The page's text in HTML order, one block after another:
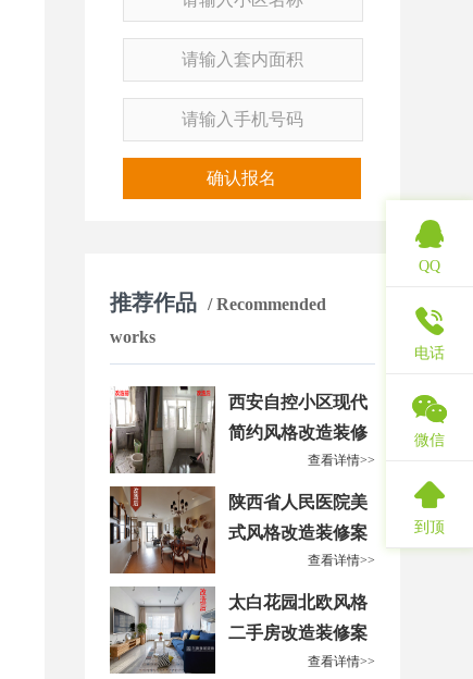
确认报名
推荐作品
/ Recommended
works
西安自控小区现代
简约风格改造装修
查看详情>>
陕西省人民医院美
式风格改造装修案
查看详情>>
太白花园北欧风格
二手房改造装修案
查看详情>>
QQ
电话
微信
到顶